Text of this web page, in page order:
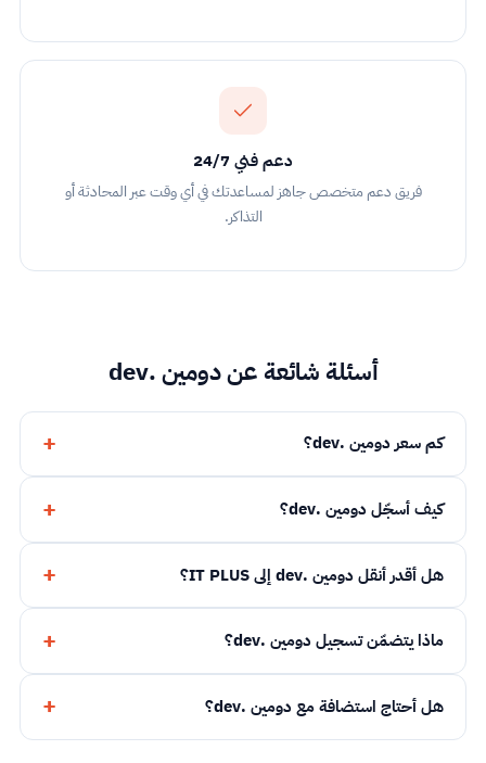
دعم فني 24/7
فريق دعم متخصص جاهز لمساعدتك في أي وقت عبر المحادثة أو
التذاكر.
أسئلة شائعة عن دومين .dev
كم سعر دومين .dev؟
كيف أسجّل دومين .dev؟
هل أقدر أنقل دومين .dev إلى IT PLUS؟
ماذا يتضمّن تسجيل دومين .dev؟
هل أحتاج استضافة مع دومين .dev؟